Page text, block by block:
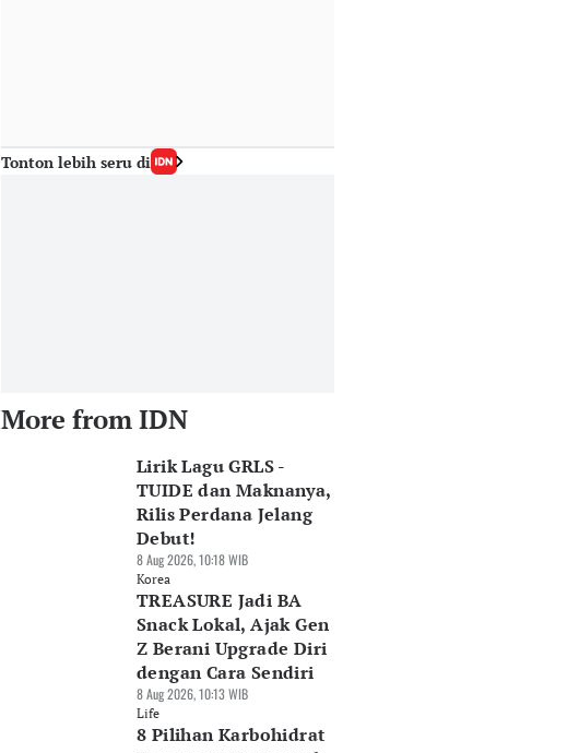
Tonton lebih seru di
More from IDN
Lirik Lagu GRLS -
TUIDE dan Maknanya,
Rilis Perdana Jelang
Debut!
8 Aug 2026, 10:18 WIB
Korea
TREASURE Jadi BA
Snack Lokal, Ajak Gen
Z Berani Upgrade Diri
dengan Cara Sendiri
8 Aug 2026, 10:13 WIB
Life
8 Pilihan Karbohidrat